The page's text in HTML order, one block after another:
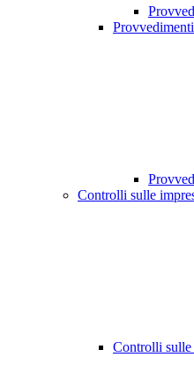
Controlli sulle
Controlli sulle